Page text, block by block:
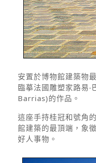
安置於博物館建築物
臨摹法國雕塑家路易
Barrias)的作品。
這座手持桂冠和號角
館建築的最頂端，象
好人事物。